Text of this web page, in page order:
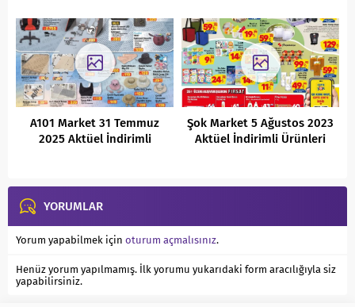
A101 Market 31 Temmuz
2025 Aktüel İndirimli
Şok Market 5 Ağustos 2023
Aktüel İndirimli Ürünleri
YORUMLAR
Yorum yapabilmek için oturum açmalısınız.
Henüz yorum yapılmamış. İlk yorumu yukarıdaki form aracılığıyla siz
yapabilirsiniz.